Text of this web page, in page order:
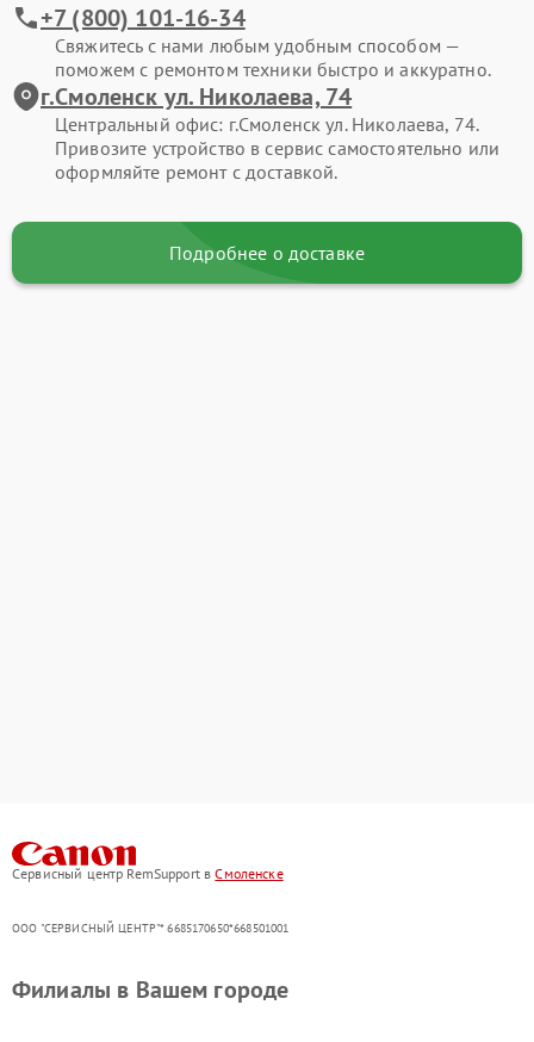
+7 (800) 101-16-34
Свяжитесь с нами любым удобным способом —
поможем с ремонтом техники быстро и аккуратно.
г.Смоленск ул. Николаева, 74
Центральный офис: г.Смоленск ул. Николаева, 74.
Привозите устройство в сервис самостоятельно или
оформляйте ремонт с доставкой.
Подробнее о доставке
Сервисный центр RemSupport вСмоленске
ООО "СЕРВИСНЫЙ ЦЕНТР"* 6685170650*668501001
Филиалы в Вашем городе